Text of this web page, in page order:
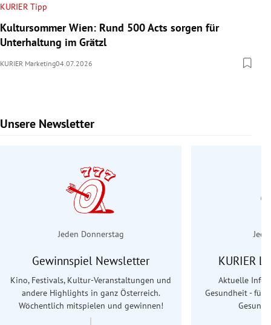
KURIER Tipp
Kultursommer Wien: Rund 500 Acts sorgen für
Unterhaltung im Grätzl
KURIER Marketing04.07.2026
Unsere Newsletter
Slide 1 von 6
Jeden Donnerstag
Gewinnspiel Newsletter
Kino, Festivals, Kultur-Veranstaltungen und
andere Highlights in ganz Österreich.
Wöchentlich mitspielen und gewinnen!
KURIER
Aktuelle
Gesundheit - für